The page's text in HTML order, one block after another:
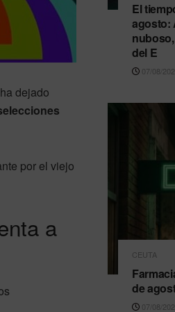
dejado
por el viejo
a
El
agosto:
del E
07/08/
CEUTA
de
07/08/